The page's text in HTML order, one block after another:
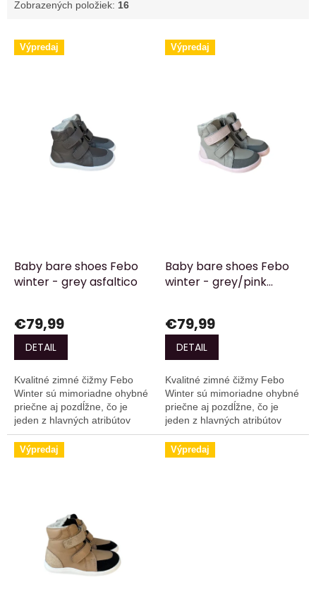
Zobrazených položiek: 16
V Výpredaj
Baby bare shoes Febo
winter - grey asfaltico
€79,99
DETAIL
Kvalitné zimné čižmy Febo
Winter sú mimoriadne ohybné
priečne aj pozdĺžne, čo je
jeden z hlavných atribútov
barefoot obuvi. Majú vode-
odpudivú a zároveň priedušnú
TEX membránu,...
Výpredaj
Baby bare shoes Febo
winter - grey/pink
€79,99
DETAIL
Kvalitné zimné čižmy Febo
Winter sú mimoriadne ohybné
priečne aj pozdĺžne, čo je
jeden z hlavných atribútov
barefoot obuvi. Majú vode-
odpudivú a zároveň priedušnú
TEX membránu,...
Výpredaj Výpredaj